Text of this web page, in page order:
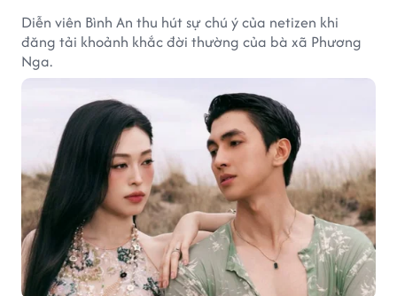
Diễn viên Bình An thu hút sự chú ý của netizen khi
đăng tải khoảnh khắc đời thường của bà xã Phương
Nga.